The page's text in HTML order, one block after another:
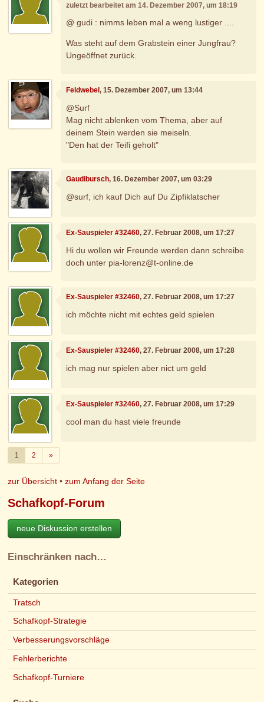
zuletzt bearbeitet am 14. Dezember 2007, um 18:19
@ gudi : nimms leben mal a weng lustiger ....
Was steht auf dem Grabstein einer Jungfrau?
Ungeöffnet zurück.
Feldwebel, 15. Dezember 2007, um 13:44
@Surf
Mag nicht ablenken vom Thema, aber auf
deinem Stein werden sie meiseln.
"Den hat der Teifi geholt"
Gaudibursch, 16. Dezember 2007, um 03:29
@surf, ich kauf Dich auf Du Zipfiklatscher
Ex-Sauspieler #32460, 27. Februar 2008, um 17:27
Hi du wollen wir Freunde werden dann schreibe
doch unter pia-lorenz@t-online.de
Ex-Sauspieler #32460, 27. Februar 2008, um 17:27
ich möchte nicht mit echtes geld spielen
Ex-Sauspieler #32460, 27. Februar 2008, um 17:28
ich mag nur spielen aber nict um geld
Ex-Sauspieler #32460, 27. Februar 2008, um 17:29
cool man du hast viele freunde
1 2 »Weiter
zur Übersicht •zum Anfang der Seite
Schafkopf-Forum
neue Diskussion erstellen
Einschränken nach…
Kategorien
Tratsch
Schafkopf-Strategie
Verbesserungsvorschläge
Fehlerberichte
Schafkopf-Turniere